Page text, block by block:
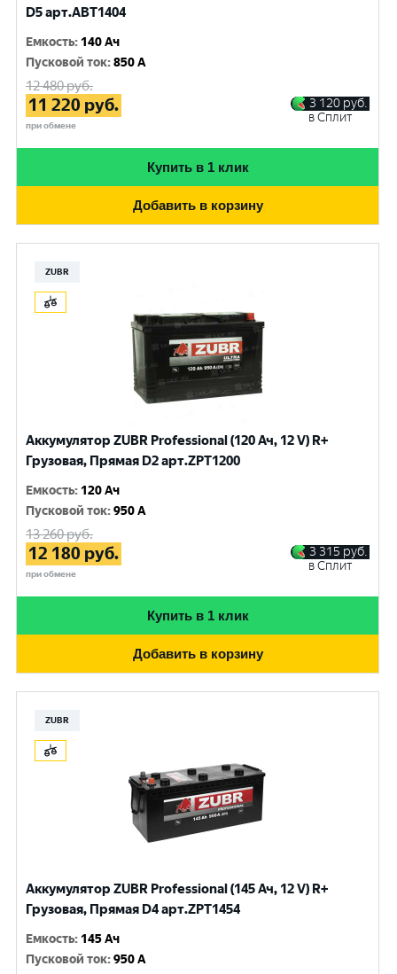
D5 арт.ABT1404
Емкость: 140 Ач
Пусковой ток:850 A
12 480руб.
11 220 руб.
при обмене
3 120 руб.
в Сплит
Купить в 1 клик
Добавить в корзину
ZUBR
Аккумулятор ZUBR Professional (120 Ач, 12 V) R+
Грузовая, Прямая D2 арт.ZPT1200
Емкость: 120 Ач
Пусковой ток:950 A
13 260руб.
12 180 руб.
при обмене
3 315 руб.
в Сплит
Купить в 1 клик
Добавить в корзину
ZUBR
Аккумулятор ZUBR Professional (145 Ач, 12 V) R+
Грузовая, Прямая D4 арт.ZPT1454
Емкость: 145 Ач
Пусковой ток:950 A